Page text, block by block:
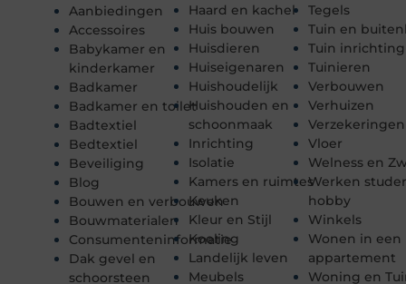
Aanbiedingen
Accessoires
Babykamer en
kinderkamer
Badkamer
Badkamer en toilet
Badtextiel
Bedtextiel
Beveiliging
Blog
Bouwen en verbouwen
Bouwmaterialen
Consumenteninformatie
Dak gevel en
schoorsteen
Haard en kachel
Huis bouwen
Huisdieren
Huiseigenaren
Huishoudelijk
Huishouden en
schoonmaak
Inrichting
Isolatie
Kamers en ruimtes
Keuken
Kleur en Stijl
Koeling
Landelijk leven
Meubels
Tegels
Tuin en
Tuin inrichting
Tuinieren
Verbouwen
Verhuizen
Verzekeringen
Vloer
Welness en
Werken
hobby
Winkels
Wonen in een
appartement
Woning en